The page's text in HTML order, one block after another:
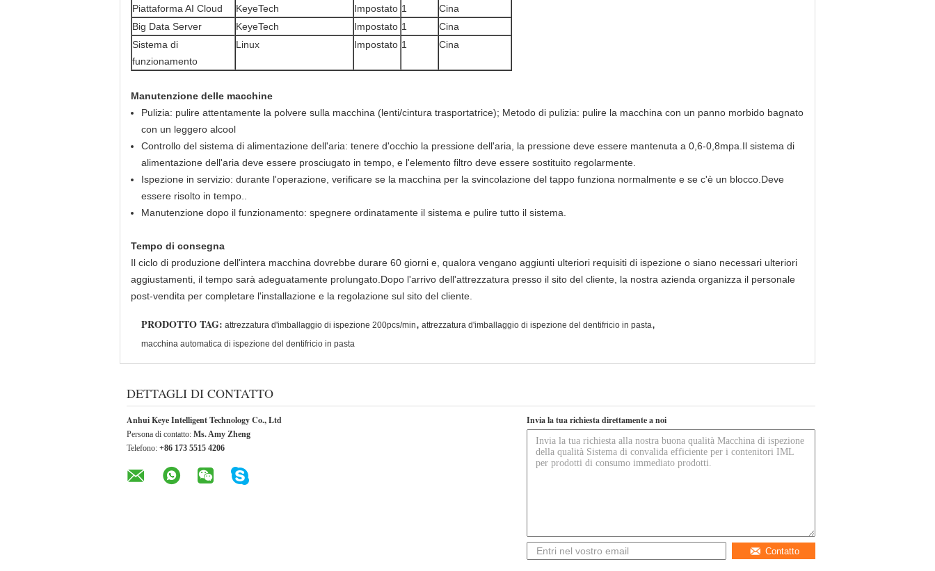
Piattaforma AI Cloud KeyeTech Impostato 1
Cina
Big Data Server
KeyeTech Impostato 1
Cina
Sistema di
funzionamento
Linux Impostato 1 Cina
Manutenzione delle macchine
Pulizia: pulire attentamente la polvere sulla macchina (lenti/cintura trasportatrice); Metodo di pulizia: pulire la macchina con un panno morbido bagnato
con un leggero alcool
Controllo del sistema di alimentazione dell'aria: tenere d'occhio la pressione dell'aria, la pressione deve essere mantenuta a 0,6-0,8mpa.Il sistema di
alimentazione dell'aria deve essere prosciugato in tempo, e l'elemento filtro deve essere sostituito regolarmente.
Ispezione in servizio: durante l'operazione, verificare se la macchina per la svincolazione del tappo funziona normalmente e se c'è un blocco.Deve
essere risolto in tempo..
Manutenzione dopo il funzionamento: spegnere ordinatamente il sistema e pulire tutto il sistema.
Tempo di consegna
Il ciclo di produzione dell'intera macchina dovrebbe durare 60 giorni e, qualora vengano aggiunti ulteriori requisiti di ispezione o siano necessari ulteriori
aggiustamenti, il tempo sarà adeguatamente prolungato.Dopo l'arrivo dell'attrezzatura presso il sito del cliente, la nostra azienda organizza il personale
post-vendita per completare l'installazione e la regolazione sul sito del cliente.
PRODOTTO TAG: attrezzatura d'imballaggio di ispezione 200pcs/min, attrezzatura d'imballaggio di ispezione del dentifricio in pasta,
macchina automatica di ispezione del dentifricio in pasta
DETTAGLI DI CONTATTO
Anhui Keye Intelligent Technology Co., Ltd
Persona di contatto: Ms. Amy Zheng
Telefono: +86 173 5515 4206
Invia la tua richiesta direttamente a noi
Contatto